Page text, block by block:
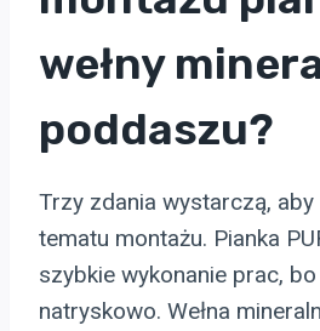
wełny
poddaszu?
Trzy zdania wystarczą,
tematu montażu. Pianka
szybkie wykonanie prac, bo
natryskowo. Wełna